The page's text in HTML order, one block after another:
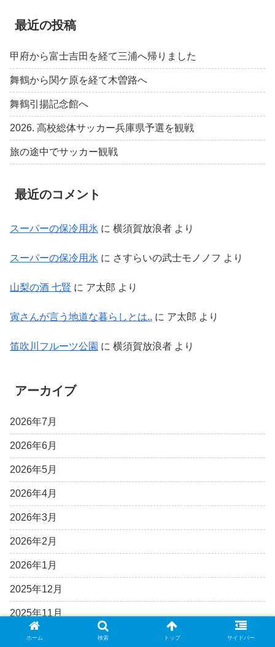
最近の投稿
甲府から富士吉田を経て三浦へ帰りました
舞鶴から関ケ原を経て木曽路へ
舞鶴引揚記念館へ
2026. 高校総体サッカー兵庫県予選を観戦
旅の途中でサッカー観戦
最近のコメント
スーパーの保冷用氷 に 横須賀放浪者 より
スーパーの保冷用氷 に さすらいの武士モノノフ より
山梨の酒 七賢 に ア太郎 より
寅さんが言う地道な暮らしとは.. に ア太郎 より
笛吹川フルーツ公園 に 横須賀放浪者 より
アーカイブ
2026年7月
2026年6月
2026年5月
2026年4月
2026年3月
2026年2月
2026年1月
2025年12月
2025年11月
2025年10月
ホーム 検索 トップ サイドバー